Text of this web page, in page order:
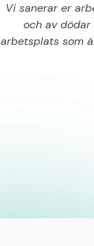
Vi sanerar er
och av dödar
arbetsplats som